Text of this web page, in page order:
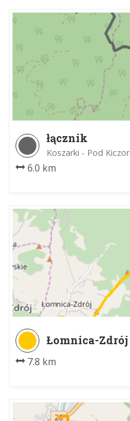
łącznik
Koszarki - Pod
6.0 km
Łomnica-
Hali Łabowskiej
7.8 km